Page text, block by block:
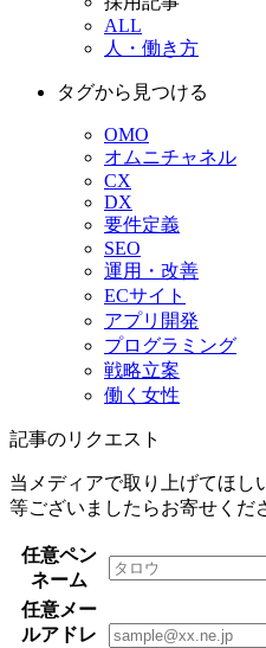
ALL
人・働き方
タグから見つける
OMO
オムニチャネル
CX
DX
要件定義
SEO
運用・改善
ECサイト
アプリ開発
プログラミング
戦略立案
働く女性
記事のリクエスト
当メディアで取り上げてほし
等ございましたらお寄せくだ
任意ペン
ネーム
任意メー
ルアドレ